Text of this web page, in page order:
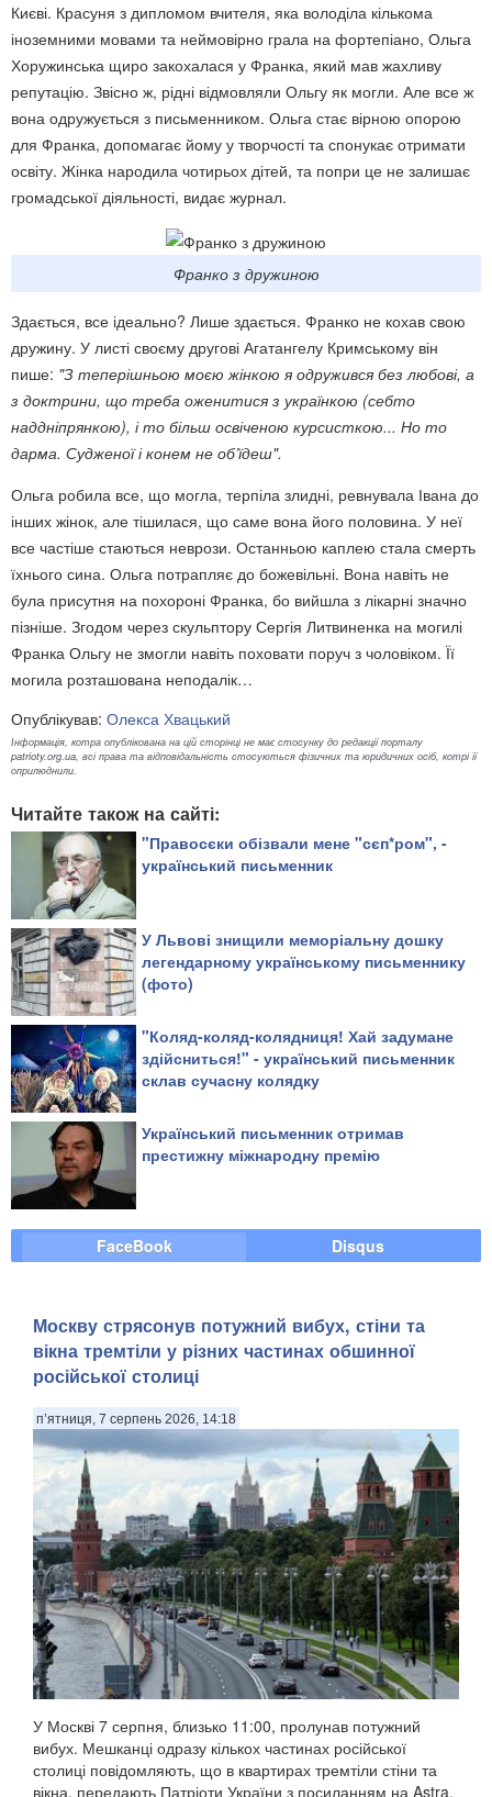
Києві. Красуня з дипломом вчителя, яка володіла кількома
іноземними мовами та неймовірно грала на фортепіано, Ольга
Хоружинська щиро закохалася у Франка, який мав жахливу
репутацію. Звісно ж, рідні відмовляли Ольгу як могли. Але все ж
вона одружується з письменником. Ольга стає вірною опорою
для Франка, допомагає йому у творчості та спонукає отримати
освіту. Жінка народила чотирьох дітей, та попри це не залишає
громадської діяльності, видає журнал.
Франко з дружиною
Здається, все ідеально? Лише здається. Франко не кохав свою
дружину. У листі своєму другові Агатангелу Кримському він
пише: "З теперішньою моєю жінкою я одружився без любові, а
з доктрини, що треба оженитися з українкою (себто
наддніпрянкою), і то більш освіченою курсисткою... Но то
дарма. Судженої і конем не об’їдеш".
Ольга робила все, що могла, терпіла злидні, ревнувала Івана до
інших жінок, але тішилася, що саме вона його половина. У неї
все частіше стаються неврози. Останньою каплею стала смерть
їхнього сина. Ольга потрапляє до божевільні. Вона навіть не
була присутня на похороні Франка, бо вийшла з лікарні значно
пізніше. Згодом через скульптору Сергія Литвиненка на могилі
Франка Ольгу не змогли навіть поховати поруч з чоловіком. Її
могила розташована неподалік…
Опублікував: Олекса Хвацький
Інформація, котра опублікована на цій сторінці не має стосунку до редакції порталу
patrioty.org.ua, всі права та відповідальність стосуються фізичних та юридичних осіб, котрі її
оприлюднили.
Читайте також на сайті:
"Правосєки обізвали мене "сєп*ром", -
український письменник
У Львові знищили меморіальну дошку
легендарному українському письменнику
(фото)
"Коляд-коляд-колядниця! Хай задумане
здійсниться!" - український письменник
склав сучасну колядку
Український письменник отримав
престижну міжнародну премію
FaceBook Disqus
Москву стрясонув потужний вибух, стіни та
вікна тремтіли у різних частинах обшинної
російської столиці
п’ятниця, 7 серпень 2026, 14:18
У Москві 7 серпня, близько 11:00, пролунав потужний
вибух. Мешканці одразу кількох частинах російської
столиці повідомляють, що в квартирах тремтіли стіни та
вікна, передають Патріоти України з посиланням на Astra.